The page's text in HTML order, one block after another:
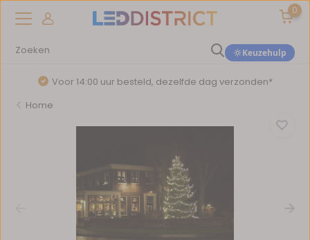
0
Keuzehulp
Voor 14:00 uur besteld, dezelfde dag verzonden*
Home